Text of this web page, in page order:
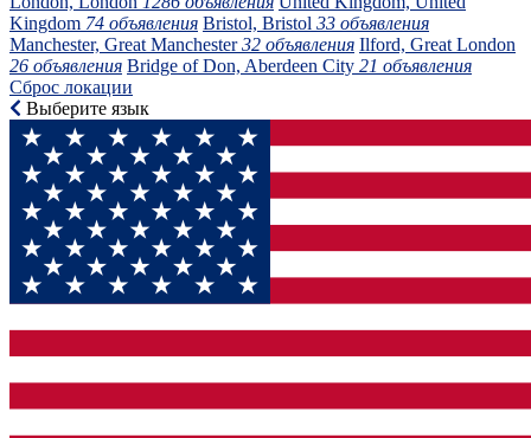
Kingdom 74 объявления Bristol, Bristol 33 объявления
Manchester, Great Manchester32 объявления Ilford, Great London
26 объявления Bridge of Don, Aberdeen City 21 объявления
Сброс локации
Выберите язык